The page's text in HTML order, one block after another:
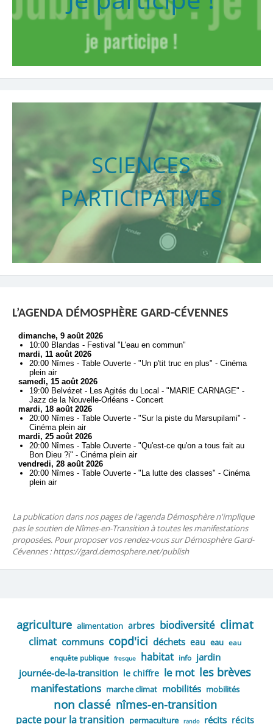
SCIENCES
PARTICIPATIVES
L’AGENDA DÉMOSPHÈRE GARD-CÉVENNES
La publication dans nos pages de l'agenda Démosphère n'implique
pas le soutien de Nîmes-en-Transition à toutes les manifestations
proposées. Pour proposer vos rendez-vous sur Démosphère Gard-
Cévennes : https://gard.demosphere.net/publish
agriculture alimentation arbres biodiversité climat
climat communs copd'ici déchets eau eau eau
enquête publique
fresque habitat info jardin
journée-de-la-transition le chiffre le mot les brèves
manifestations marche climat mobilités mobilités
non classé nîmes-en-transition
pacte pour la transition permaculture rando récits récits